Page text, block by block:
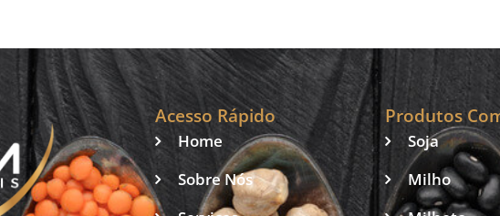
Acesso Rápido
Home
Sobre Nós
Produtos
Soja
Milho